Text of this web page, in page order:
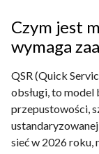
Czym jest
wymaga
QSR (Quick
obsługi, to
przepustowości,
sieć w 2026 roku,